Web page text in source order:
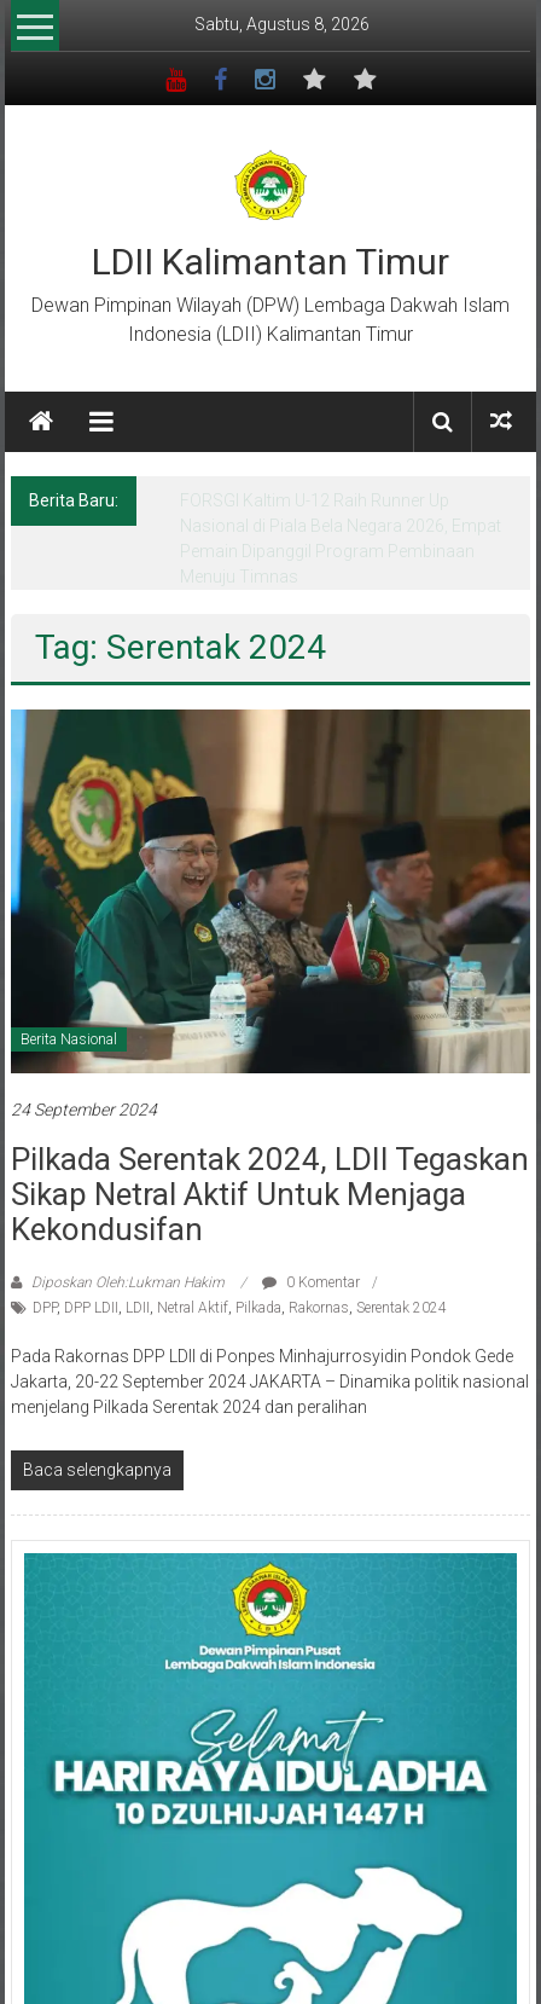
Lompat
ke
Sabtu, Agustus 8, 2026
LDII Kalimantan Timur
Dewan Pimpinan Wilayah (DPW) Lembaga Dakwah Islam
Indonesia (LDII) Kalimantan Timur
Berita Baru:
Menempa Generasi Muda Berkarakter Luhur
di Bumi Perkemahan Makroman Indah
melalui CAI ke-47
Berita Nasional
Sikap Netral Aktif Untuk Menjaga
Kekondusifan
DPP,DPP LDII,LDII,Netral Aktif Pilkada ,Rakornas,Serentak 2024
Jakarta, 20-22 September 2024 JAKARTA – Dinamika politik nasional
menjelang Pilkada Serentak 2024 dan peralihan